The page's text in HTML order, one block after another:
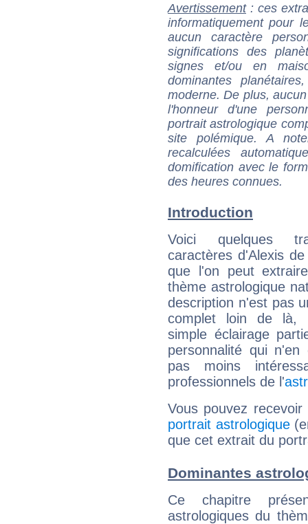
Avertissement: ces
informatiquement pour
aucun caractère
significations des
signes et/ou en
dominantes
moderne. De plus,
l'honneur d'une
portrait astrologique
site polémique. A
recalculées
domification avec le
des heures connues.
Introduction
Voici quelques
caractères d'Alexis de
que l'on peut
thème astrologique
description n'est pas
complet loin de là,
simple éclairage
personnalité qui n'en
pas moins
professionnels de l'
Vous pouvez
portrait astrologique
que cet extrait du
Dominantes
Ce chapitre
astrologiques du